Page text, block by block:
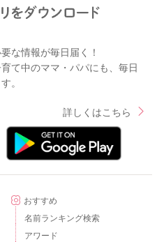
な情報が毎日届く！
て中のママ・パパにも、毎日
。
詳しくはこちら
おすすめ
名前ランキング検索
アワード